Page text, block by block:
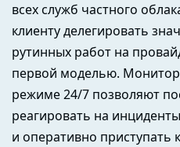
всех служб частного
клиенту делегировать
рутинных работ на
первой моделью.
режиме 24/7 позволяют
реагировать на
и оперативно приступать